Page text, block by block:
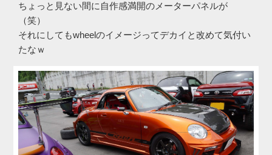
ちょっと見ない間に自作感満開のメーターパネルが
（笑）
それにしてもwheelのイメージってデカイと改めて気付い
たなｗ